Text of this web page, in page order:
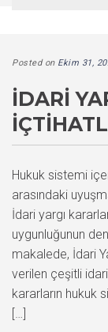
Posted on Ekim 31,
İDARI
Hukuk sistemi
arasındaki
İdari yargı
uygunluğunun
makalede, İdari
verilen çeşitli
kararların hukuk
[…]